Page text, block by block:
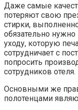
Даже самые
потеряют свою
стирки,
обязательно
уходу, которую
сотрудничает с
попросить
сотрудников отеля.
Основными же
полотенцами